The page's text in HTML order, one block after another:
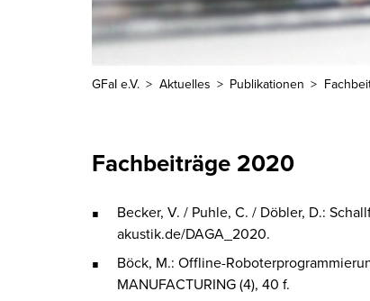
GFaI e.V. Aktuelles Publikationen
Fachbeiträge 2020
Becker, V. / Puhle, C. / Döbler, D.:
akustik.de/DAGA_2020.
Böck, M.: Offline-
MANUFACTURING(4), 40 f.